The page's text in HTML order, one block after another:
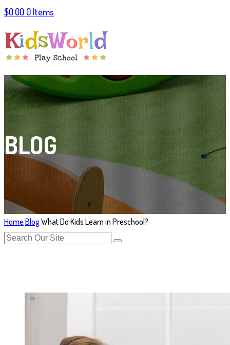
$0.00 0 Items
BLOG
Home BlogWhat Do Kids Learn in Preschool?